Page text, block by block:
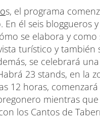
s, el programa
En él seis bloggueros
se elabora y
turístico y también
se celebrará
23 stands, en la
12 horas,
mientras
los Cantos de